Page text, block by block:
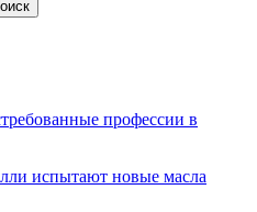
профессии в
испытают новые масла